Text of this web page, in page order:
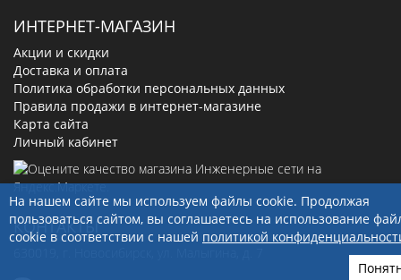
ИНТЕРНЕТ-МАГАЗИН
Акции и скидки
Доставка и оплата
Политика обработки персональных данных
Правила продажи в интернет-магазине
Карта сайта
Личный кабинет
КОНТАКТЫ
На нашем сайте мы используем файлы cookie. Продолжая
пользоваться сайтом, вы соглашаетесь на использование
cookie в соответствии с нашей политикой